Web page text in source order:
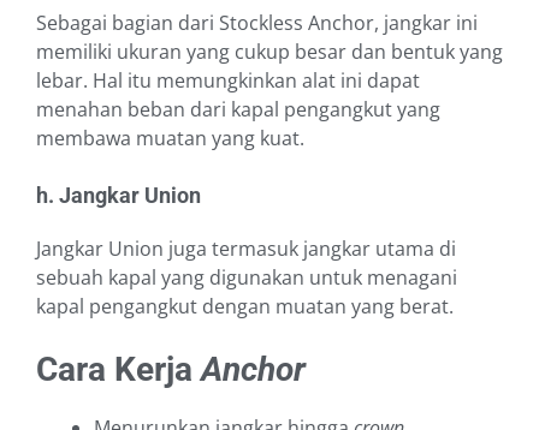
Sebagai bagian dari Stockless Anchor, jangkar ini
memiliki ukuran yang cukup besar dan bentuk yang
lebar. Hal itu memungkinkan alat ini dapat
menahan beban dari kapal pengangkut yang
membawa muatan yang kuat.
h. Jangkar Union
Jangkar Union juga termasuk jangkar utama di
sebuah kapal yang digunakan untuk menagani
kapal pengangkut dengan muatan yang berat.
Cara Kerja Anchor